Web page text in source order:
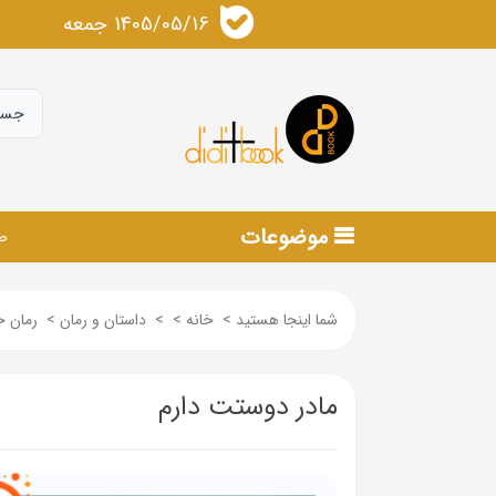
1405/05/16 جمعه
موضوعات
شما اینجا هستید > خانه >
> داستان و رمان > رمان
مادر دوستت دارم